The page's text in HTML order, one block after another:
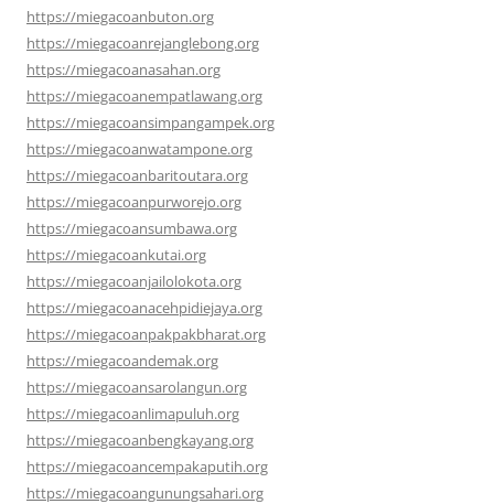
https://miegacoanbuton.org
https://miegacoanrejanglebong.org
https://miegacoanasahan.org
https://miegacoanempatlawang.org
https://miegacoansimpangampek.org
https://miegacoanwatampone.org
https://miegacoanbaritoutara.org
https://miegacoanpurworejo.org
https://miegacoansumbawa.org
https://miegacoankutai.org
https://miegacoanjailolokota.org
https://miegacoanacehpidiejaya.org
https://miegacoanpakpakbharat.org
https://miegacoandemak.org
https://miegacoansarolangun.org
https://miegacoanlimapuluh.org
https://miegacoanbengkayang.org
https://miegacoancempakaputih.org
https://miegacoangunungsahari.org